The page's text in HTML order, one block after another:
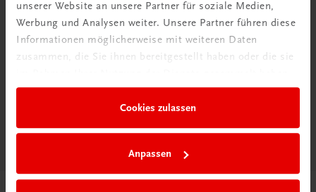
unserer Website an unsere Partner für soziale Medien,
Werbung und Analysen weiter. Unsere Partner führen diese
Informationen möglicherweise mit weiteren Daten
zusammen, die Sie ihnen bereitgestellt haben oder die sie
Cookies zulassen
Anpassen
Neu in der DigiBox
Klassenzimmer“